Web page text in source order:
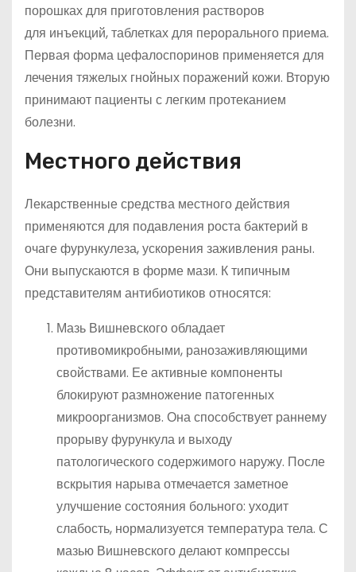
порошках для приготовления растворов
для инъекций, таблетках для перорального приема.
Первая форма цефалоспоринов применяется для
лечения тяжелых гнойных поражений кожи. Вторую
принимают пациенты с легким протеканием
болезни.
Местного действия
Лекарственные средства местного действия
применяются для подавления роста бактерий в
очаге фурункулеза, ускорения заживления раны.
Они выпускаются в форме мази. К типичным
представителям антибиотиков относятся:
Мазь Вишневского обладает
противомикробными, ранозаживляющими
свойствами. Ее активные компоненты
блокируют размножение патогенных
микроорганизмов. Она способствует раннему
прорыву фурункула и выходу
патологического содержимого наружу. После
вскрытия нарыва отмечается заметное
улучшение состояния больного: уходит
слабость, нормализуется температура тела. С
мазью Вишневского делают компрессы